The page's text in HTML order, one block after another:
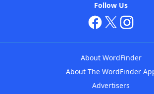
Follow Us
About WordFinder
About The WordFinder
Advertisers